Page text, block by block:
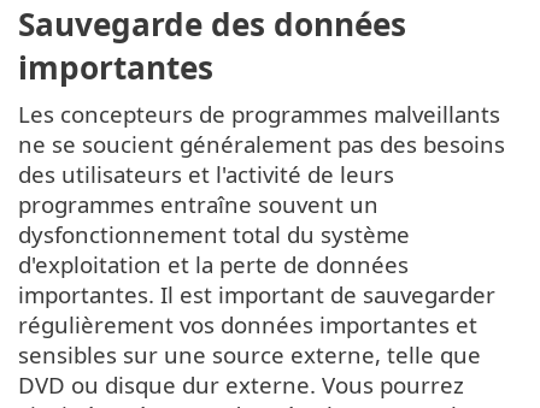
Sauvegarde des données
importantes
Les concepteurs de programmes malveillants
ne se soucient généralement pas des besoins
des utilisateurs et l'activité de leurs
programmes entraîne souvent un
dysfonctionnement total du système
d'exploitation et la perte de données
importantes. Il est important de sauvegarder
régulièrement vos données importantes et
sensibles sur une source externe, telle que
DVD ou disque dur externe. Vous pourrez